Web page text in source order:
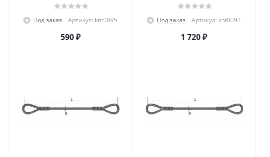
Под заказ Артикул: knt0095
590₽
Под заказ Артикул: knt0092
1 720₽